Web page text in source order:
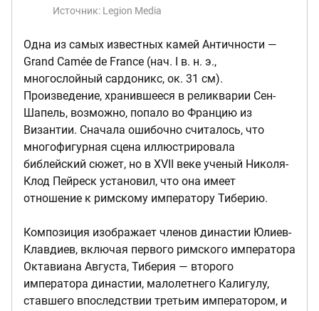
Источник: Legion Media
Одна из самых известных камей Античности —
Grand Camée de France (нач. I в. н. э.,
многослойный сардоникс, ок. 31 см).
Произведение, хранившееся в реликварии Сен-
Шапель, возможно, попало во Францию из
Византии. Сначала ошибочно считалось, что
многофигурная сцена иллюстрировала
библейский сюжет, но в XVII веке ученый Николя-
Клод Пейреск установил, что она имеет
отношение к римскому императору Тиберию.
Композиция изображает членов династии Юлиев-
Клавдиев, включая первого римского императора
Октавиана Августа, Тиберия — второго
императора династии, малолетнего Калигулу,
ставшего впоследствии третьим императором, и